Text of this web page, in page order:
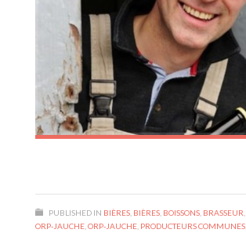
PUBLISHED IN BIÈRES BIÈRES BOISSONS BRASSEUR
ORP-JAUCHE ORP-JAUCHE PRODUCTEURS COMMUNES